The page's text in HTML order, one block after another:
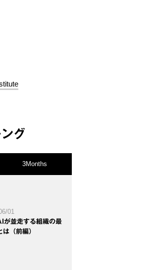
グ
3Months
01
が並走する組織の最
は（前編）